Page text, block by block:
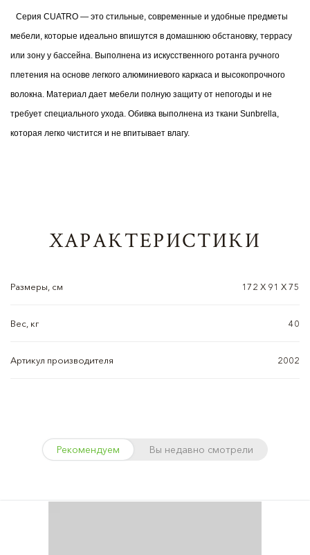
Серия CUATRO — это стильные, современные и удобные предметы
мебели, которые идеально впишутся в домашнюю обстановку, террасу
или зону у бассейна. Выполнена из искусственного ротанга ручного
плетения на основе легкого алюминиевого каркаса и высокопрочного
волокна. Материал дает мебели полную защиту от непогоды и не
требует специального ухода. Обивка выполнена из ткани Sunbrella,
которая легко чистится и не впитывает влагу.
ХАРАКТЕРИСТИКИ
Размеры, см 172 Х 91 Х 75
Вес, кг 40
Артикул производителя 2002
Рекомендуем Вы недавно смотрели